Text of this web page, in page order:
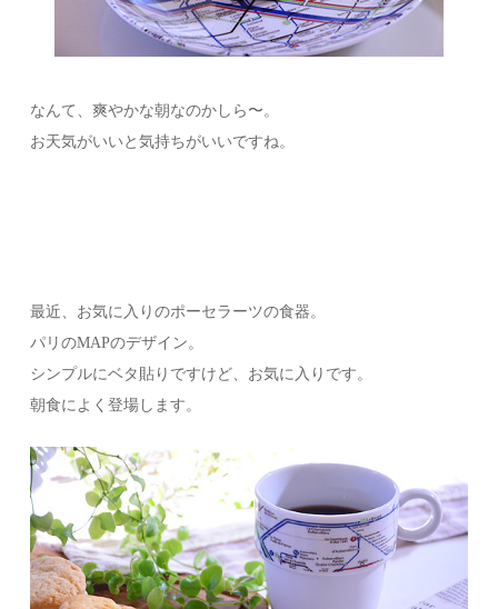
なんて、爽やかな朝なのかしら〜。
お天気がいいと気持ちがいいですね。
最近、お気に入りのポーセラーツの食器。
パリのMAPのデザイン。
シンプルにベタ貼りですけど、お気に入りです。
朝食によく登場します。